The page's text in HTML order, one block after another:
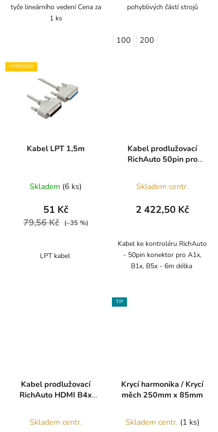
tyče lineárního vedení Cena za
1 ks
pohyblivých částí strojů
100 200
VÝPRODEJ
Kabel LPT 1,5m
Skladem (6 ks)
51 Kč
79,56 Kč (–35 %)
LPT kabel
Kabel prodlužovací
RichAuto 50pin pro
Skladem centr.
2 422,50 Kč
Kabel ke kontroléru RichAuto
- 50pin konektor pro A1x,
B1x, B5x - 6m délka
Kabel prodlužovací
RichAuto HDMI B4x
hodnocení
Skladem centr.
TIP
Krycí harmonika / Krycí
měch 250mm x 85mm
Skladem centr. (1 ks)